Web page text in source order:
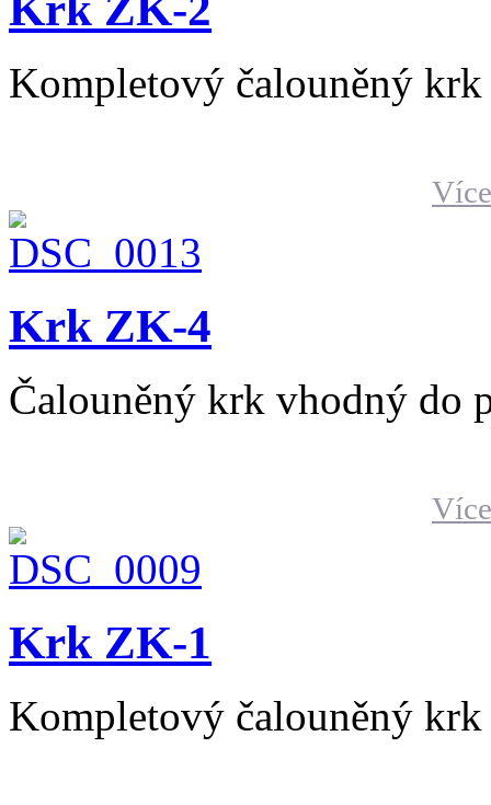
Kompletový čalouněný
Krk ZK-4
Čalouněný krk vhodný do
Krk ZK-1
Kompletový čalouněný